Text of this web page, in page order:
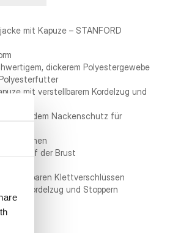
mit Kapuze – STANFORD
dickerem Polyestergewebe
mit verstellbarem Kordelzug und
Nackenschutz für
auf der Brust
verstellbaren Klettverschlüssen
Kordelzug und Stoppern
Brust